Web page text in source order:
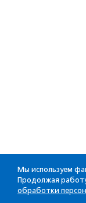
Мы используем
Продолжая
обработки